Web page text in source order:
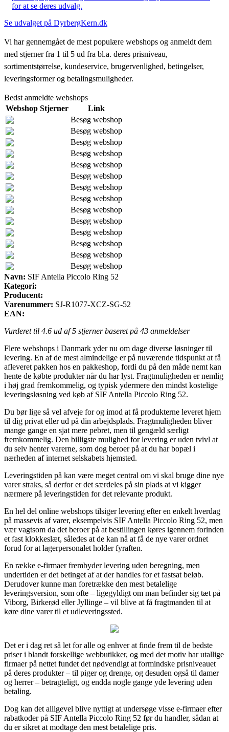
for at se deres udvalg.
Se udvalget på DyrbergKern.dk
Vi har gennemgået de mest populære webshops og anmeldt dem
med stjerner fra 1 til 5 ud fra bl.a. deres prisniveau,
sortimentstørrelse, kundeservice, brugervenlighed, betingelser,
leveringsformer og betalingsmuligheder.
Bedst anmeldte webshops
Webshop Stjerner
Link
Besøg webshop
Besøg webshop
Besøg webshop
Besøg webshop
Besøg webshop
Besøg webshop
Besøg webshop
Besøg webshop
Besøg webshop
Besøg webshop
Besøg webshop
Besøg webshop
Besøg webshop
Besøg webshop
Navn: SIF Antella Piccolo Ring 52
Kategori:
Producent:
Varenummer: SJ-R1077-XCZ-SG-52
EAN:
Vurderet til 4.6 ud af 5 stjerner baseret på 43 anmeldelser
Flere webshops i Danmark yder nu om dage diverse løsninger til
levering. En af de mest almindelige er på nuværende tidspunkt at få
afleveret pakken hos en pakkeshop, fordi du på den måde nemt kan
hente de købte produkter når du har lyst. Fragtmuligheden er nemlig
i høj grad fremkommelig, og typisk ydermere den mindst kostelige
leveringsløsning ved køb af SIF Antella Piccolo Ring 52.
Du bør lige så vel afveje for og imod at få produkterne leveret hjem
til dig privat eller ud på din arbejdsplads. Fragtmuligheden bliver
mange gange en sjat mere pebret, men til gengæld særligt
fremkommelig. Den billigste mulighed for levering er uden tvivl at
du selv henter varerne, som dog beroer på at du har bopæl i
nærheden af internet selskabets hjemsted.
Leveringstiden på kan være meget central om vi skal bruge dine nye
varer straks, så derfor er det særdeles på sin plads at vi kigger
nærmere på leveringstiden for det relevante produkt.
En hel del online webshops tilsiger levering efter en enkelt hverdag
på massevis af varer, eksempelvis SIF Antella Piccolo Ring 52, men
vær vagtsom da det beroer på at bestillingen køres igennem forinden
et fast klokkeslæt, således at de kan nå at få de nye varer ordnet
forud for at lagerpersonalet holder fyraften.
En række e-firmaer frembyder levering uden beregning, men
undertiden er det betinget af at der handles for et fastsat beløb.
Derudover kunne man foretrække den mest betalelige
leveringsversion, som ofte – ligegyldigt om man befinder sig tæt på
Viborg, Birkerød eller Jyllinge – vil blive at få fragtmanden til at
køre dine varer til et udleveringssted.
Det er i dag ret så let for alle og enhver at finde frem til de bedste
priser i blandt forskellige webbutikker, og med det motiv har utallige
firmaer på nettet fundet det nødvendigt at formindske prisniveauet
på deres produkter – til piger og drenge, og desuden også til damer
og herrer – betragteligt, og endda nogle gange yde levering uden
betaling.
Dog kan det alligevel blive nyttigt at undersøge visse e-firmaer efter
rabatkoder på SIF Antella Piccolo Ring 52 før du handler, sådan at
du er sikret at modtage den mest betalelige pris.